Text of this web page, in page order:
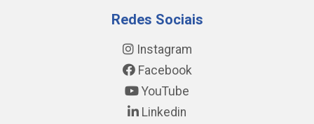
Redes Sociais
Instagram
Facebook
YouTube
Linkedin